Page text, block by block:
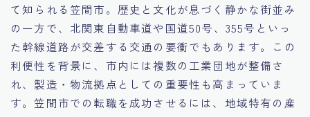
15.職場適応力をアピールする方法
16.エージェントと良好な関係を築く方法
17.面接でブランクを効果的に伝える方法
て知られる笠間市。歴史と文化が息づく静かな街並み
の一方で、北関東自動車道や国道50号、355号といっ
た幹線道路が交差する交通の要衝でもあります。この
利便性を背景に、市内には複数の工業団地が整備さ
れ、製造・物流拠点としての重要性も高まっていま
す。笠間市での転職を成功させるには、地域特有の産